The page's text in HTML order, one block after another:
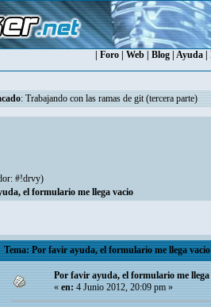
Foro| Web| Blog| Ayuda|
: Trabajando con las ramas de git (tercera parte)
#!drvy)
el formulario me llega vacio
Tema: Por favir ayuda, el formulario me llega
Por favir ayuda, el formulario me llega
«en:4 Junio 2012, 20:09 pm »